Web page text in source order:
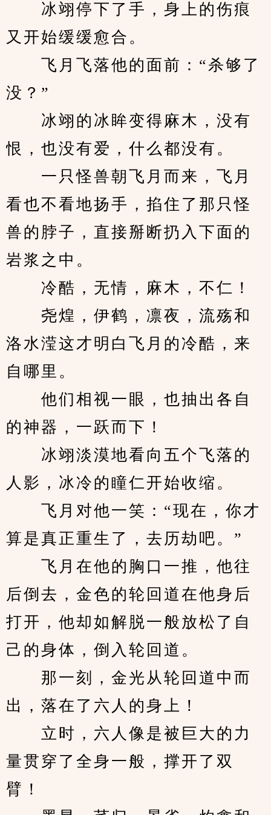
冰翊停下了手，身上的伤痕
又开始缓缓愈合。
飞月飞落他的面前：“杀够了
没？”
冰翊的冰眸变得麻木，没有
恨，也没有爱，什么都没有。
一只怪兽朝飞月而来，飞月
看也不看地扬手，掐住了那只怪
兽的脖子，直接掰断扔入下面的
岩浆之中。
冷酷，无情，麻木，不仁！
尧煌，伊鹤，凛夜，流殇和
洛水滢这才明白飞月的冷酷，来
自哪里。
他们相视一眼，也抽出各自
的神器，一跃而下！
冰翊淡漠地看向五个飞落的
人影，冰冷的瞳仁开始收缩。
飞月对他一笑：“现在，你才
算是真正重生了，去历劫吧。”
飞月在他的胸口一推，他往
后倒去，金色的轮回道在他身后
打开，他却如解脱一般放松了自
己的身体，倒入轮回道。
那一刻，金光从轮回道中而
出，落在了六人的身上！
立时，六人像是被巨大的力
量贯穿了全身一般，撑开了双
臂！